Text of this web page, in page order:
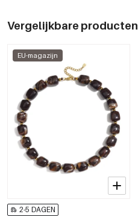
Vergelijkbare producten
EU-magazijn
2-5 DAGEN